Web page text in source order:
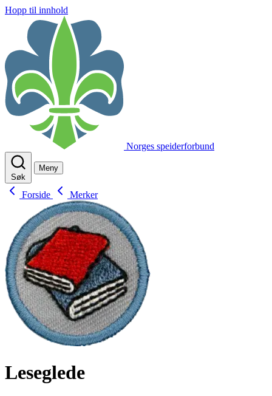
Hopp til innhold
Norges speiderforbund
Søk
Meny
Forside Merker
Leseglede